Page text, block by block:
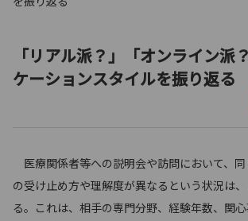
「リアル派？」「オンライン派
ケーションスタイルを振り返る
医療関係者等への説明会や訪問において、
の受け止め方や理解度が異なるという状況は
る。これは、相手の専門分野、経験年数、関